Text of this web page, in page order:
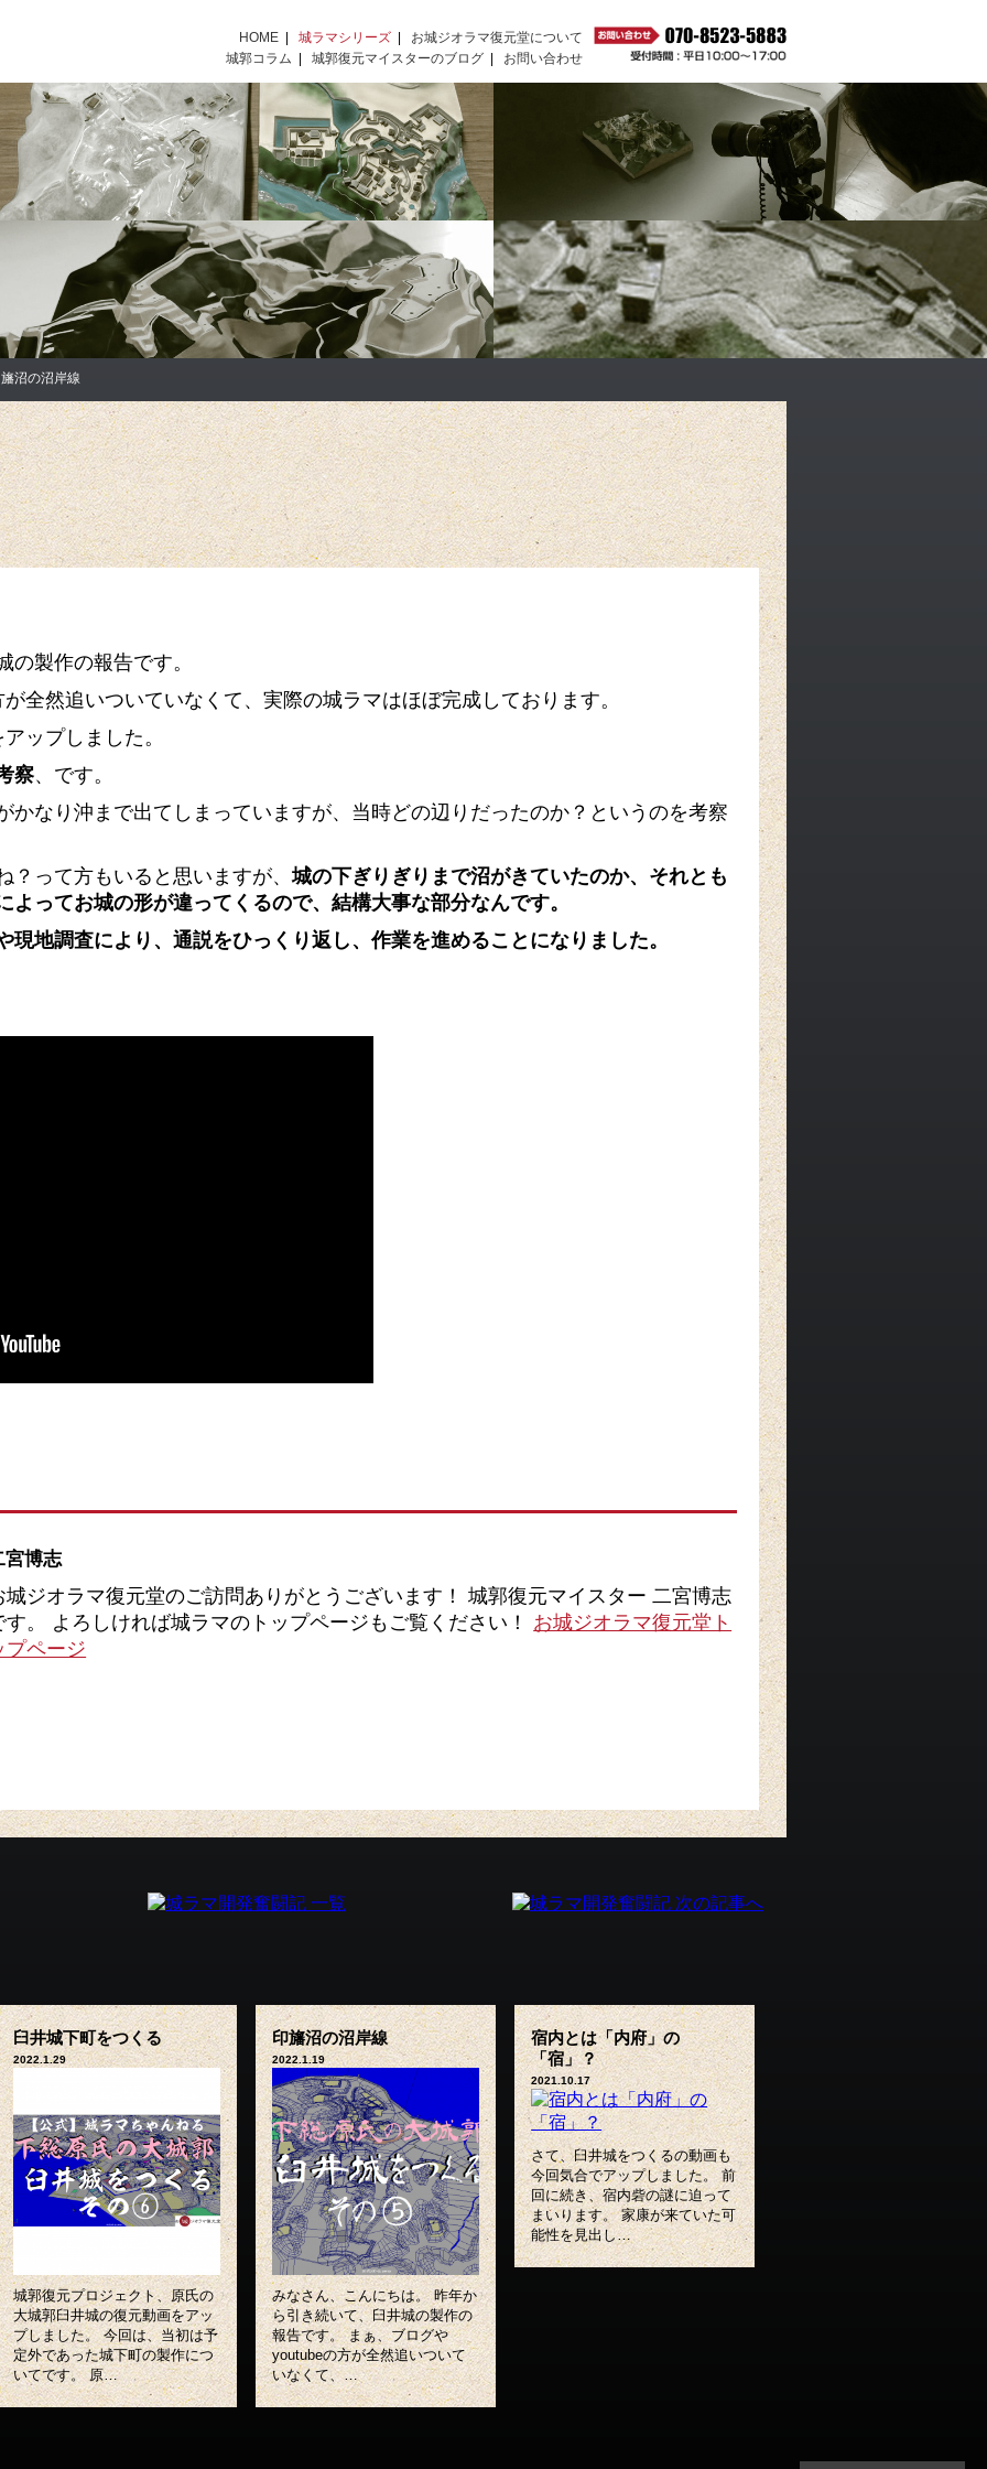
HOME 城ラマシリーズ
お城ジオラマ復元堂について
城郭コラム
城郭復元マイスターのブログ お問い合わせ
沼の沼岸線
の製作の報告です。
全然追いついていなくて、実際の城ラマはほぼ完成しております。
ップしました。
察、です。
かなり沖まで出てしまっていますが、当時どの辺りだったのか？というのを考察
？って方もいると思いますが、城の下ぎりぎりまで沼がきていたのか、それとも
よってお城の形が違ってくるので、結構大事な部分なんです。
現地調査により、通説をひっくり返し、作業を進めることになりました。
宮博志
城ジオラマ復元堂のご訪問ありがとうございます！ 城郭復元マイスター 二宮博志
す。 よろしければ城ラマのトップページもご覧ください！ お城ジオラマ復元堂ト
プページ
臼井城下町をつくる
2022.1.29
城郭復元プロジェクト、原氏の
大城郭臼井城の復元動画をアッ
プしました。 今回は、当初は予
定外であった城下町の製作につ
いてです。 原…
印旛沼の沼岸線
2022.1.19
みなさん、こんにちは。 昨年か
ら引き続いて、臼井城の製作の
報告です。 まぁ、ブログや
youtubeの方が全然追いついて
いなくて、…
宿内とは「内府」の
「宿」？
2021.10.17
さて、臼井城をつくるの動画も
今回気合でアップしました。 前
回に続き、宿内砦の謎に迫って
まいります。 家康が来ていた可
能性を見出し…